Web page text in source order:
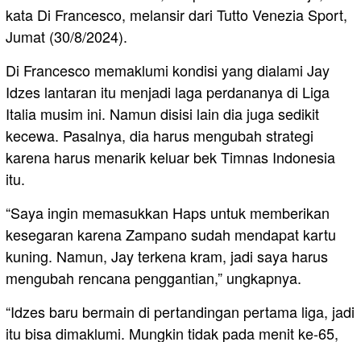
kata Di Francesco, melansir dari Tutto Venezia Sport,
Jumat (30/8/2024).
Di Francesco memaklumi kondisi yang dialami Jay
Idzes lantaran itu menjadi laga perdananya di Liga
Italia musim ini. Namun disisi lain dia juga sedikit
kecewa. Pasalnya, dia harus mengubah strategi
karena harus menarik keluar bek Timnas Indonesia
itu.
“Saya ingin memasukkan Haps untuk memberikan
kesegaran karena Zampano sudah mendapat kartu
kuning. Namun, Jay terkena kram, jadi saya harus
mengubah rencana penggantian,” ungkapnya.
“Idzes baru bermain di pertandingan pertama liga, jadi
itu bisa dimaklumi. Mungkin tidak pada menit ke-65,